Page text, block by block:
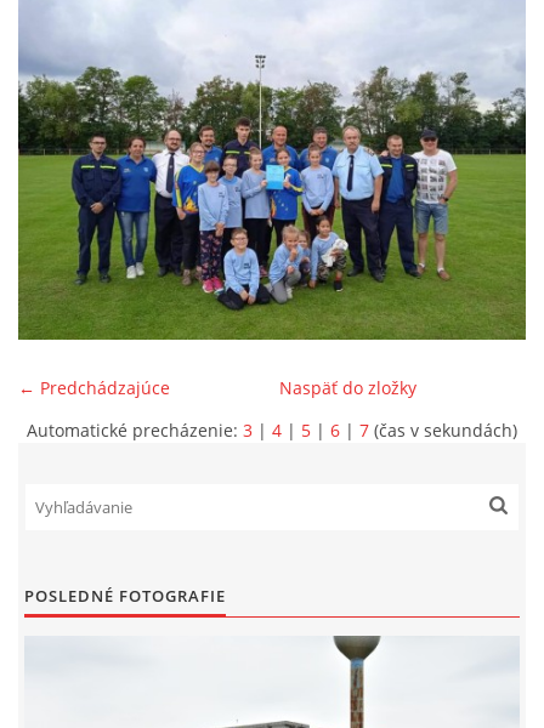
DHZM VRÁBLE
AKO SA STAŤ ČLENOM
FOTOALBUM
SPONZORI
MAPY
KONTAKTY
← Predchádzajúce
Naspäť do zložky
Automatické precházenie: 3 | 4 | 5 | 6 | 7 (čas v sekundách)
POSLEDNÉ FOTOGRAFIE